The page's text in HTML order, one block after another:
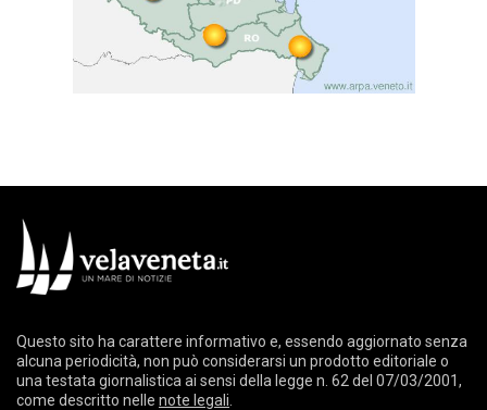
Questo sito ha carattere informativo e, essendo aggiornato senza
alcuna periodicità, non può considerarsi un prodotto editoriale o
una testata giornalistica ai sensi della legge n. 62 del 07/03/2001,
come descritto nelle note legali